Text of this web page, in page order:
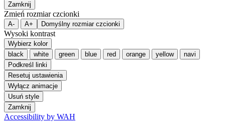
Zamknij
Zmień rozmiar czcionki
A- A+ Domyślny rozmiar czcionki
Wysoki kontrast
Wybierz kolor
black
white green blue red orange yellow
navi
Podkreśl linki
Resetuj ustawienia
Wyłącz animacje
Usuń style
Zamknij
Accessibility by WAH